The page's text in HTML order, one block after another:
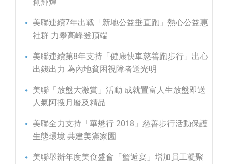
美聯連續7年出戰「新地公益垂直跑」熱心公益惠
社群 力攀高峰登頂端
美聯連續第8年支持「健康快車慈善跑步行」出心
出錢出力 為內地貧困視障者送光明
美聯「放盤大激賞」活動 成就置富人生放盤即送
人氣阿搜月曆及精品
美聯全力支持「華懋行 2018」慈善步行活動保護
生態環境 共建美滿家園
美聯舉辦年度美食盛會「蟹逅宴」增加員工凝聚